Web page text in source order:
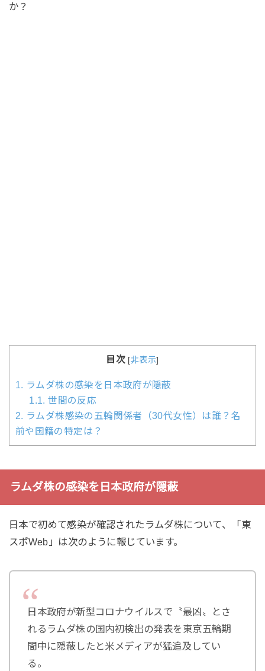
か？
目次 [非表示]
1. ラムダ株の感染を日本政府が隠蔽
1.1. 世間の反応
2. ラムダ株感染の五輪関係者（30代女性）は誰？名
前や国籍の特定は？
ラムダ株の感染を日本政府が隠蔽
日本で初めて感染が確認されたラムダ株について、「東
スポWeb」は次のように報じています。
日本政府が新型コロナウイルスで〝最凶〟とさ
れるラムダ株の国内初検出の発表を東京五輪期
間中に隠蔽したと米メディアが猛追及してい
る。